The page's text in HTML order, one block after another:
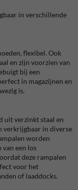
in verschillende
flexibel. Ook
en zijn voorzien van
bij een
in magazijnen en
is.
uit verzinkt staal en
verkrijgbaar in diverse
worden
een los
deze rampalen
voor het
of laaddocks.